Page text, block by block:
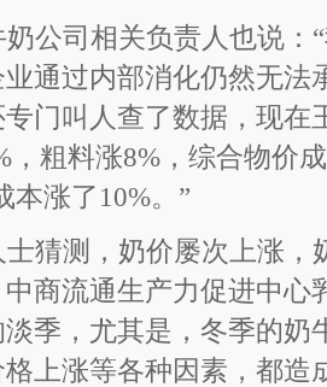
奶公司相关负责人也说：
通过内部消化仍然无法
门叫人查了数据，现在
，粗料涨8%，综合物价
本涨了10%。”
士猜测，奶价屡次上涨
商流通生产力促进中心
季，尤其是，冬季的奶
上涨等各种因素，都造